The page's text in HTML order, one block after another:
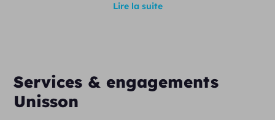
Lire la suite
Services & engagements
Unisson